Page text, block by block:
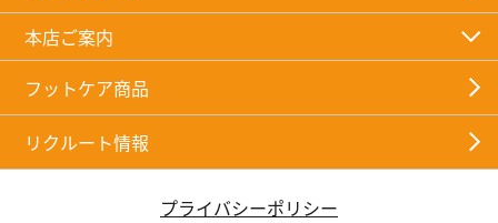
本店ご案内
フットケア商品
リクルート情報
プライバシーポリシー